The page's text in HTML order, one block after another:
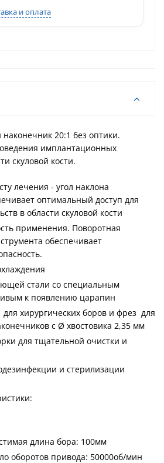
и оплата
20:1 без оптики.
имплантационных
скуловой кости.
лечения - угол наклона
оптимальный доступ для
в области скуловой кости
применения. Поворотная
обеспечивает
стали со специальным
к появлению царапин
хирургических боров и фрез для
с Ø хвостовика 2,35 мм
для тщательной очистки и
и стерилизации
длина бора: 100мм
оборотов привода: 50000об/мин